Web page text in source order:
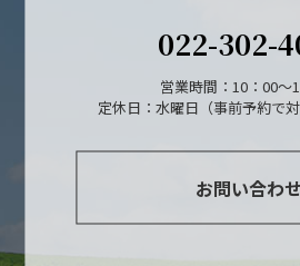
022-302-
営業時間：10：00～
定休日：水曜日（事前予約で対
お問い合わせ